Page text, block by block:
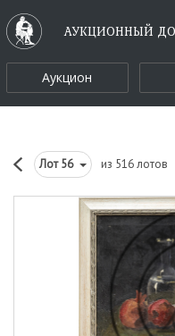
АУКЦИОННЫЙ
Аукцион
Лот56 из 516 лотов